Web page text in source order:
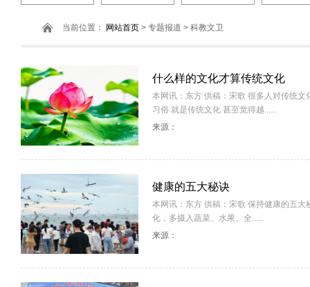
当前位置： 网站首页 > 专题报道 > 科教文卫
什么样的文化才算传统文化
本网讯：东方 供稿：宋歌 很多人对传统
习俗 就是传统文化 甚至觉得越......
来源：
健康的五大秘诀
本网讯：东方 供稿：宋歌 保持健康的五
化，多摄入蔬菜、水果、全......
来源：